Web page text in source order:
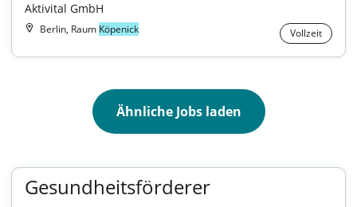
Aktivital GmbH
Berlin, Raum Köpenick Vollzeit
Ähnliche Jobs laden
Gesundheitsförderer